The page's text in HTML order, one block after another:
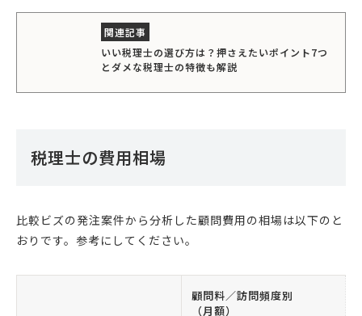
いい税理士の選び方は？押さえたいポイント7つ
とダメな税理士の特徴も解説
税理士の費用相場
比較ビズの発注案件から分析した顧問費用の相場は以下のと
おりです。参考にしてください。
顧問料／訪問頻度別
（月額）